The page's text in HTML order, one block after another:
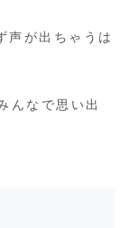
声が出ちゃうは
んなで思い出